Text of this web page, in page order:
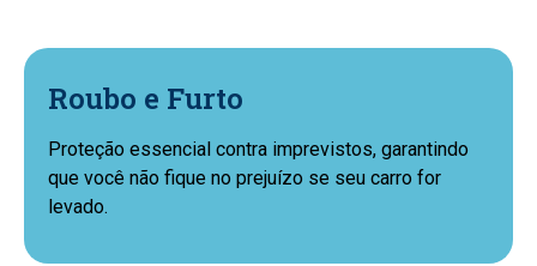
Roubo e Furto
Proteção essencial contra imprevistos, garantindo
que você não fique no prejuízo se seu carro for
levado.